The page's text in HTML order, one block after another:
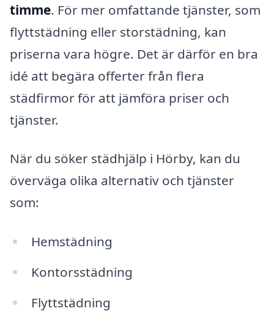
timme. För mer omfattande tjänster, som
flyttstädning eller storstädning, kan
priserna vara högre. Det är därför en bra
idé att begära offerter från flera
städfirmor för att jämföra priser och
tjänster.
När du söker städhjälp i Hörby, kan du
överväga olika alternativ och tjänster
som:
Hemstädning
Kontorsstädning
Flyttstädning